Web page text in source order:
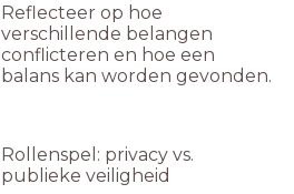
Reflecteer op hoe
verschillende belangen
conflicteren en hoe een
balans kan worden gevonden.
Rollenspel: privacy vs.
publieke veiligheid